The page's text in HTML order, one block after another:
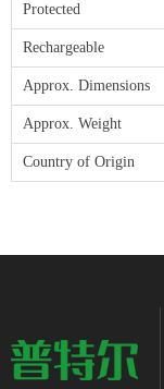
Protected
Rechargeable
Approx. Dimensions
Approx. Weight
Country of Origin